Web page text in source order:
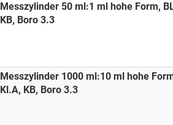
Messzylinder 50 ml:1 ml hohe Form,
KB, Boro 3.3
Messzylinder 1000 ml:10 ml hohe
Kl.A, KB, Boro 3.3